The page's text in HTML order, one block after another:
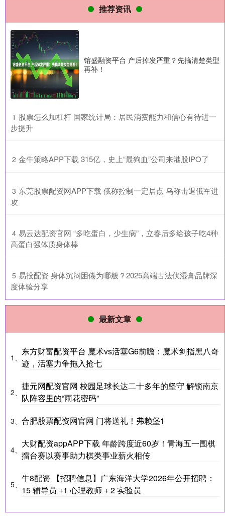
推荐资讯
镕盛融资平台 产后掉发严重？先搞清楚类型
再补！
1 ​股票怎么加杠杆 国家统计局：居民消费能力和信心有待进一
步提升
2 ​金牛策略APP下载 315亿，史上“最狗血”公司来港股IPO了
3 ​东莞股票配资网APP下载 俄称控制一定居点 乌称击退俄军进
攻
4 ​易云达配资官网 “多吃蛋白，少生病”，立春后多给孩子吃4种
高蛋白强体质身体棒
5 ​易投配资 身体沉闷困倦为哪般？2025高端古法伏湿膏品牌深
度体验分享
最新文章
1、
东方财富配资平台 魔术vs活塞G6前瞻：魔术剑指黑八奇
迹，活塞力争拖入抢七
2、
捷元网配资官网 校园足球长达二十多年的坚守 解锁南京
队阵容里的“雨花密码”
3、 合肥股票配资网官网 门将送礼！弗赖堡1
4、
大财配资appAPP下载 年龄跨度近60岁！青海五一围棋
擂台赛以赛事助力棋类事业薪火相传
5、
牛8配资 【招聘信息】广东海洋大学2026年公开招聘：
15 辅导员 +1 心理教师 + 2 实验员